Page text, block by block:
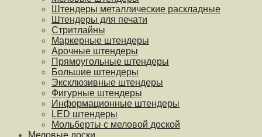
Штендеры металлические раскладные
Штендеры для печати
Стритлайны
Маркерные штендеры
Арочные штендеры
Прямоугольные штендеры
Большие штендеры
Эксклюзивные штендеры
Фигурные штендеры
Информационные штендеры
LED штендеры
Мольберты с меловой доской
Меловые доски